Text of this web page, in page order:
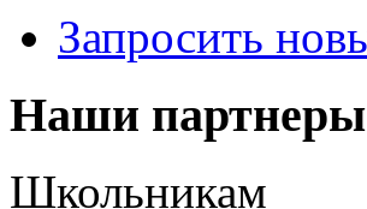
Запросить
Наши партнеры
Школьникам